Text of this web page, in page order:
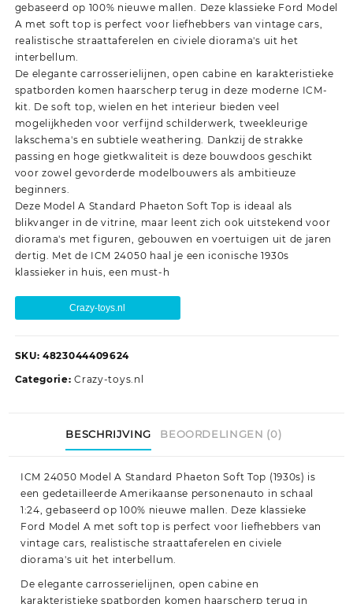
gebaseerd op 100% nieuwe mallen. Deze klassieke Ford Model
A met soft top is perfect voor liefhebbers van vintage cars,
realistische straattaferelen en civiele diorama's uit het
interbellum.
De elegante carrosserielijnen, open cabine en karakteristieke
spatborden komen haarscherp terug in deze moderne ICM-
kit. De soft top, wielen en het interieur bieden veel
mogelijkheden voor verfijnd schilderwerk, tweekleurige
lakschema's en subtiele weathering. Dankzij de strakke
passing en hoge gietkwaliteit is deze bouwdoos geschikt
voor zowel gevorderde modelbouwers als ambitieuze
beginners.
Deze Model A Standard Phaeton Soft Top is ideaal als
blikvanger in de vitrine, maar leent zich ook uitstekend voor
diorama's met figuren, gebouwen en voertuigen uit de jaren
dertig. Met de ICM 24050 haal je een iconische 1930s
klassieker in huis, een must-h
Crazy-toys.nl
SKU: 4823044409624
Categorie:Crazy-toys.nl
BESCHRIJVING BEOORDELINGEN (0)
ICM 24050 Model A Standard Phaeton Soft Top (1930s) is
een gedetailleerde Amerikaanse personenauto in schaal
1:24, gebaseerd op 100% nieuwe mallen. Deze klassieke
Ford Model A met soft top is perfect voor liefhebbers van
vintage cars, realistische straattaferelen en civiele
diorama's uit het interbellum.
De elegante carrosserielijnen, open cabine en
karakteristieke spatborden komen haarscherp terug in